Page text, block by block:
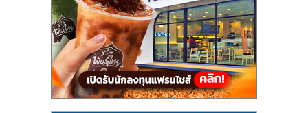
ไชส์,
รวม